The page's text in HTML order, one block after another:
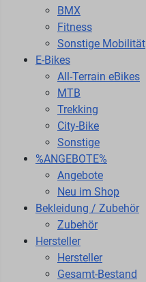
BMX
Fitness
Sonstige Mobilität
E-Bikes
All-Terrain eBikes
MTB
Trekking
City-Bike
Sonstige
%ANGEBOTE%
Angebote
Neu im Shop
Bekleidung / Zubehör
Zubehör
Hersteller
Hersteller
Gesamt-Bestand